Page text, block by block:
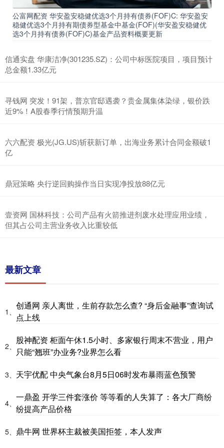
公富网配资 华安盈安稳健优选3个月持有债券(FOF)C: 华安盈安
稳健优选3个月持有期债券型基金中基金(FOF)(华安盈安稳健优
选3个月持有债券(FOF)C)基金产品资料概要更新
信通实盘 华康洁净(301235.SZ)：公司中标医院项目，项目预计
总金额1.33亿元
寻钱网 突发！91架，普京官邸遇袭？贵金属集体染绿，银价跌
近9%！A股春季行情预期升温
六六配资 极光(JG.US)斩获新订单，出海业务累计合同金额破1
亿
鼎冠策略 央行逆回购操作当日实现净投放88亿元
壹资网 国林科技：公司产品有火箭推进剂废水处理应用业绩，
但其占公司主营业务收入比重较低
最新文章
1、
创通网 亲人离世，生前存款怎么查? “身后金融事”查询试
点上线
2、
股神配资 柜面午休1.5小时、多家银行周末不营业，用户
只能“翘班”办业务?业界怎么看
3、 天宇优配 中央气象台8月5日06时发布暴雨蓝色预警
4、
一鼎盈 开学三件套涨价 等等看的人失算了：各大厂商纷
纷提高产品价格
5、 鼎牛网 世界杯主裁被美国拒签，本人发声